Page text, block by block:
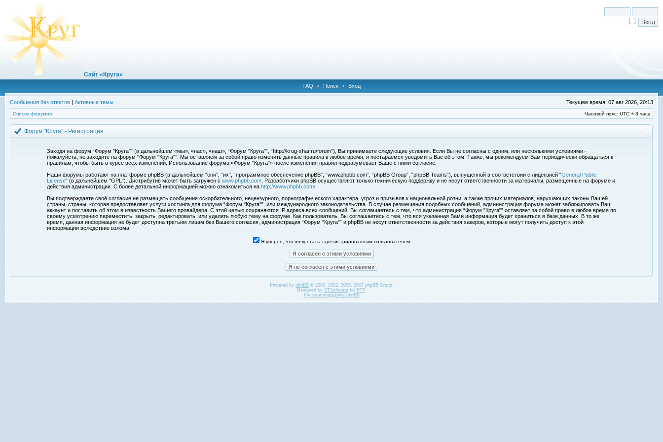
Сайт «Круга»
FAQ • Поиск • Вход
Сообщения без ответов | Активные темы Текущее время: 07 авг 2026, 20:13
Список форумов Часовой пояс: UTC + 3 часа
Форум "Круга" - Регистрация
Заходя на форум “Форум "Круга"” (в дальнейшем «мы», «нас», «наш», “Форум "Круга"”, “http://krug-shar.ru/forum”), Вы принимаете следующие условия. Если Вы не согласны с одним, или несколькими условиями -
пожалуйста, не заходите на форум “Форум "Круга"”. Мы оставляем за собой право изменить данные правила в любое время, и постараемся уведомить Вас об этом. Также, мы рекомендуем Вам периодически обращаться к
правилам, чтобы быть в курсе всех изменений. Использование форума «Форум "Круга"» после изменения правил подразумевает Ваше с ними согласие.
Наши форумы работают на платформе phpBB (в дальнейшем “они”, “их”, “программное обеспечение phpBB”, “www.phpbb.com”, “phpBB Group”, “phpBB Teams”), выпущенной в соответствии с лицензией “General Public
License” (в дальнейшем “GPL”). Дистрибутив может быть загружен с www.phpbb.com . Разработчики phpBB осуществляют только техническую поддержку и не несут ответственности за материалы, размещенные на форуме и
действия администрации. С более детальной информацией можно ознакомиться на http://www.phpbb.com/
Вы подтверждаете своё согласие не размещать сообщения оскорбительного, нецензурного, порнографического характера, угроз и призывов к национальной розни, а также прочих материалов, нарушаюших законы Вашей
страны, страны, которая предоставляет услуги хостинга для форума “Форум "Круга"”, или международного законодательства. В случае размещения подобных сообщений, администрация форума может заблокировать Ваш
аккаунт и поставить об этом в известность Вашего провайдера. С этой целью сохраняются IP адреса всех сообщений. Вы соглашаетесь с тем, что администрация “Форум "Круга"” оставляет за собой право в любое время по
своему усмотрению переместить, закрыть, редактировать, или удалить любую тему на форуме. Как пользователь, Вы соглашаетесь с тем, что вся указанная Вами информация будет храниться в базе данных. В то же
время, данная информация не будет доступна третьим лицам без Вашего согласия, администрация “Форум "Круга"” и phpBB не несут ответственности за действия хакеров, которые могут получить доступ к этой
информации вследствие взлома.
Я уверен, что хочу стать зарегистрированным пользователем
Powered by phpBB© 2000, 2002, 2005, 2007 phpBB Group.
Designed by STSoftwarefor PTF.
Русская поддержка phpBB